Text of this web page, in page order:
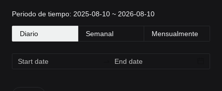
Periodo de tiempo: 2025-08-10 ~ 2026-08-10
Diario Semanal Mensualmente